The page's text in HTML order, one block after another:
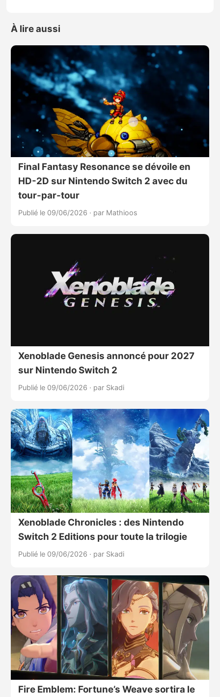
À lire aussi
Final Fantasy Resonance se dévoile en
HD-2D sur Nintendo Switch 2 avec du
tour-par-tour
Publié le 09/06/2026 · par Mathioos
Xenoblade Genesis annoncé pour 2027
sur Nintendo Switch 2
Publié le 09/06/2026 · par Skadi
Xenoblade Chronicles : des Nintendo
Switch 2 Editions pour toute la trilogie
Publié le 09/06/2026 · par Skadi
Fire Emblem: Fortune’s Weave sortira le